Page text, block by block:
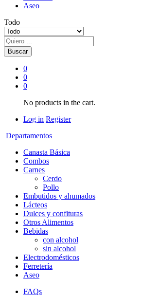
Aseo
Todo
Buscar
0
0
0
No products in the cart.
Log in Register
Departamentos
Canasta Básica
Combos
Carnes
Cerdo
Pollo
Embutidos y ahumados
Lácteos
Dulces y confituras
Otros Alimentos
Bebidas
con alcohol
sin alcohol
Electrodomésticos
Ferretería
Aseo
FAQs